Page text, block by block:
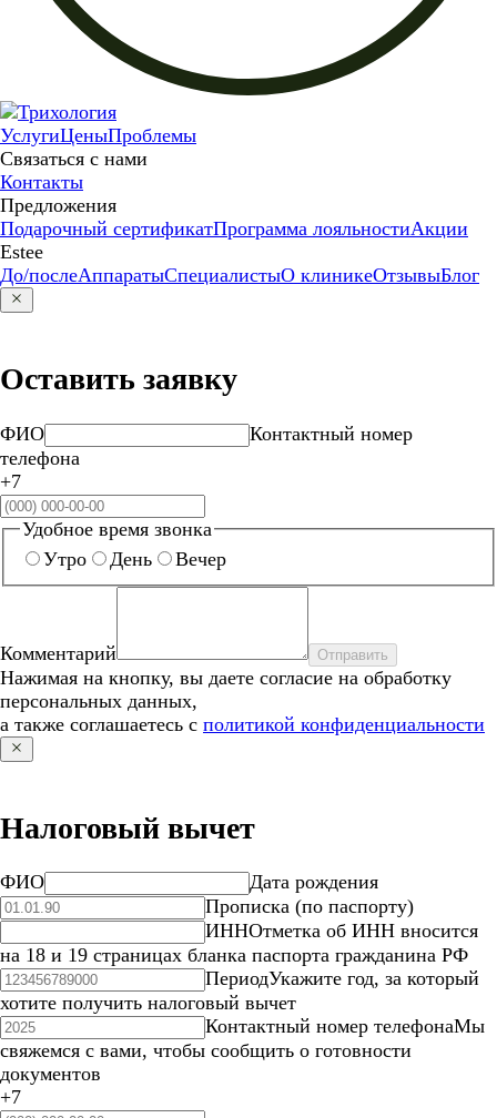
УслугиЦеныПроблемы
Связаться с нами
Контакты
Предложения
Подарочный сертификатПрограмма лояльностиАкции
Estee
До/послеАппаратыСпециалистыО клиникеОтзывыБлог
Оставить заявку
ФИО
Контактный номер
телефона
+7
Удобное время звонка
Утро
День Вечер
Комментарий Отправить
Нажимая на кнопку, вы даете согласие на обработку
персональных данных,
а также соглашаетесь с политикой конфиденциальности
Налоговый вычет
ФИО
Дата рождения
Прописка (по паспорту)
ИННОтметка об ИНН вносится
на 18 и 19 страницах бланка паспорта гражданина РФ
ПериодУкажите год, за который
хотите получить налоговый вычет
Контактный номер телефонаМы
свяжемся с вами, чтобы сообщить о готовности
документов
+7